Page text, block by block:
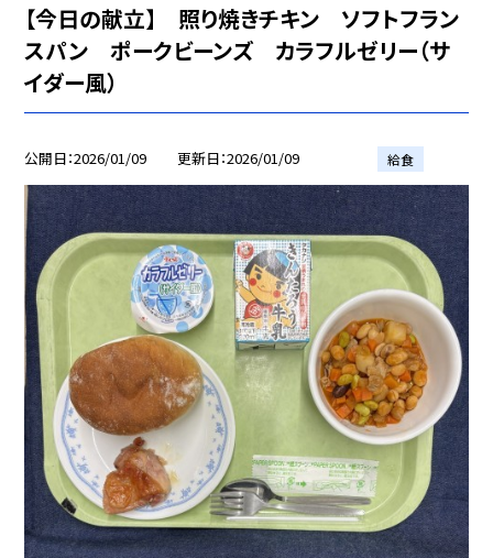
【今日の献立】 照り焼きチキン ソフトフラン
スパン ポークビーンズ カラフルゼリー（サ
イダー風）
公開日 2026/01/09 更新日 2026/01/09 給食